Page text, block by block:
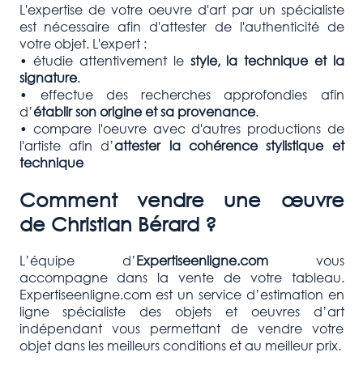
L'expertise de votre oeuvre d'art par un spécialiste
est nécessaire afin d'attester de l'authenticité de
votre objet. L'expert :
• étudie attentivement lestyle, la technique et la
signature.
• effectue des recherches approfondies afin
d’établir son origine et sa provenance.
• compare l'oeuvre avec d'autres productions de
l'artiste afin d’attester la cohérence stylistique et
technique
Comment vendre une œuvre
de Christian Bérard ?
L’équipe d’Expertiseenligne.comvous
accompagne dans la vente de votre tableau.
Expertiseenligne.com est un service d’estimation en
ligne spécialiste des objets et oeuvres d’art
indépendant vous permettant de vendre votre
objet dans les meilleurs conditions et au meilleur prix.